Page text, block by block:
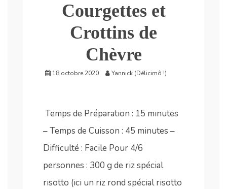
Courgettes et
Crottins de
Chèvre
18 octobre 2020 Yannick (Délicimô !)
Temps de Préparation : 15 minutes
– Temps de Cuisson : 45 minutes –
Difficulté : Facile Pour 4/6
personnes : 300 g de riz spécial
risotto (ici un riz rond spécial risotto